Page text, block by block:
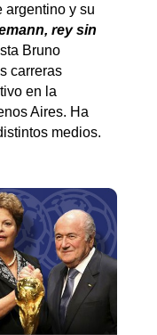
argentino y su
rey sin
Bruno
carreras
en la
Aires. Ha
medios.